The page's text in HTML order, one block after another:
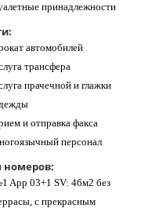
принадлежности
автомобилей
трансфера
прачечной и глажки
и отправка факса
персонал
номеров:
App 03+1 SV: 46м2 без
с прекрасным